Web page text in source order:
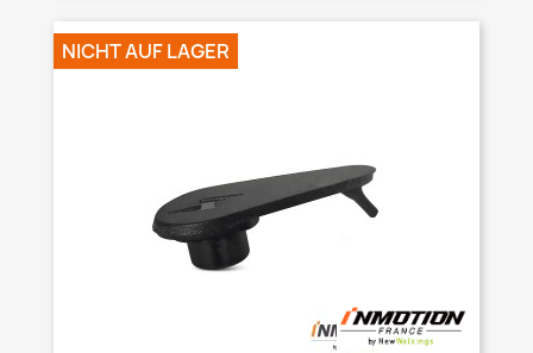
NICHT AUF LAGER